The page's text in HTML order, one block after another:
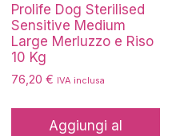
Prolife Dog Sterilised
Sensitive Medium
Large Merluzzo e Riso
10 Kg
76,20 € IVA inclusa
Aggiungi al